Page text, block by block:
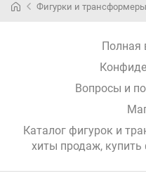
Фигурки и трансформеры
Полная
Вопросы и
Каталог фигурок и
хиты продаж,